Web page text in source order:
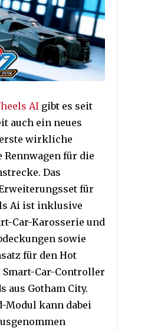
AI gibt es seit
auch ein neues
wirkliche
Rennwagen für die
Das
für
Ai ist inklusive
Car-Karosserie und
sowie
für den Hot
Smart-Car-Controller
aus Gotham City.
Modul kann dabei